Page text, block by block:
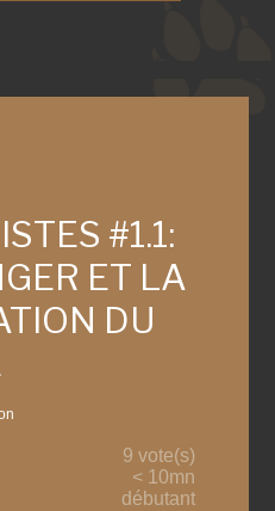
#1.1:
ET LA
DU
9 vote(s)
< 10mn
débutant